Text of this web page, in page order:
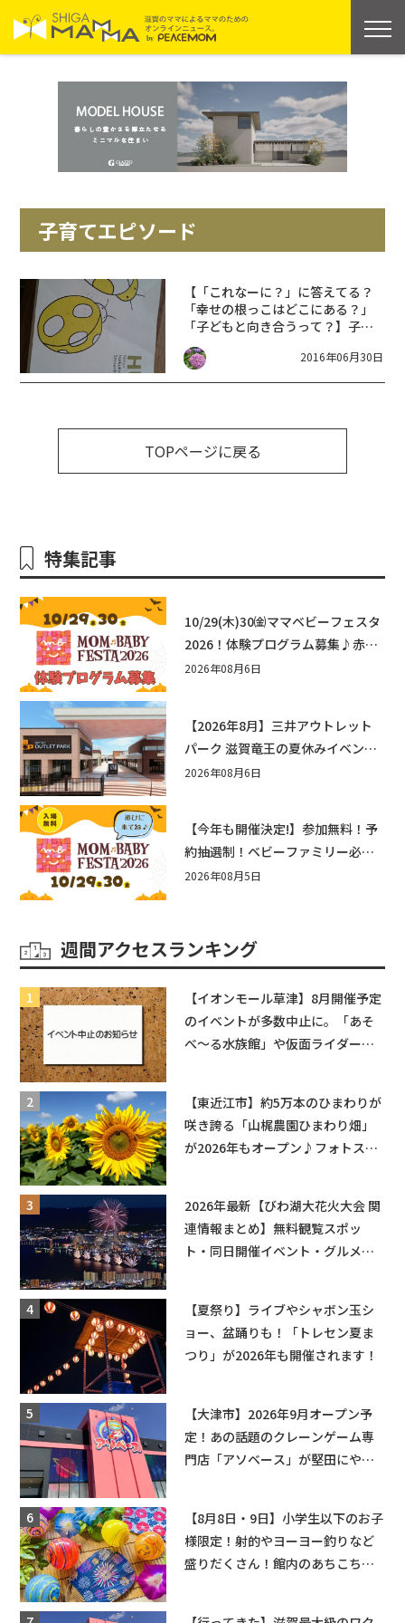
子育てエピソード
【「これなーに？」に答えてる？
「幸せの根っこはどこにある？」
「子どもと向き合うって？】子育
てに関する本【HUG.】で日々のヒ
ントを見つけましょう2016年06月30日
TOPページに戻る
特集記事
10/29(木)30㈮ママベビーフェスタ
2026！体験プログラム募集♪赤ち
ゃん向けイベントに出演しません
2026年08月6日
【2026年8月】三井アウトレット
パーク 滋賀竜王の夏休みイベント
まとめ！びしょぬれ水あそび・激
2026年08月6日
【今年も開催決定!】参加無料！予
約抽選制！ベビーファミリー必見
☆入場無料☆10/29(木)30(金)ママ
2026年08月5日
週間アクセスランキング
【イオンモール草津】8月開催予定
のイベントが多数中止に。「あそ
べ〜る水族館」や仮面ライダーシ
【東近江市】約5万本のひまわりが
咲き誇る「山梶農園ひまわり畑」
が2026年もオープン♪フォトスポ
2026年最新【びわ湖大花火大会 関
連情報まとめ】無料観覧スポッ
ト・同日開催イベント・グルメマ
【夏祭り】ライブやシャボン玉シ
ョー、盆踊りも！「トレセン夏ま
つり」が2026年も開催されます！
【大津市】2026年9月オープン予
定！あの話題のクレーンゲーム専
門店「アソベース」が堅田にやっ
【8月8日・9日】小学生以下のお子
様限定！射的やヨーヨー釣りなど
盛りだくさん！館内のあちこちに